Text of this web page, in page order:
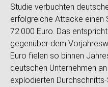
Studie verbuchten
erfolgreiche Attacke einen
72.000 Euro. Das
gegenüber dem
Euro fielen so binnen
deutschen Unternehmen
explodierten